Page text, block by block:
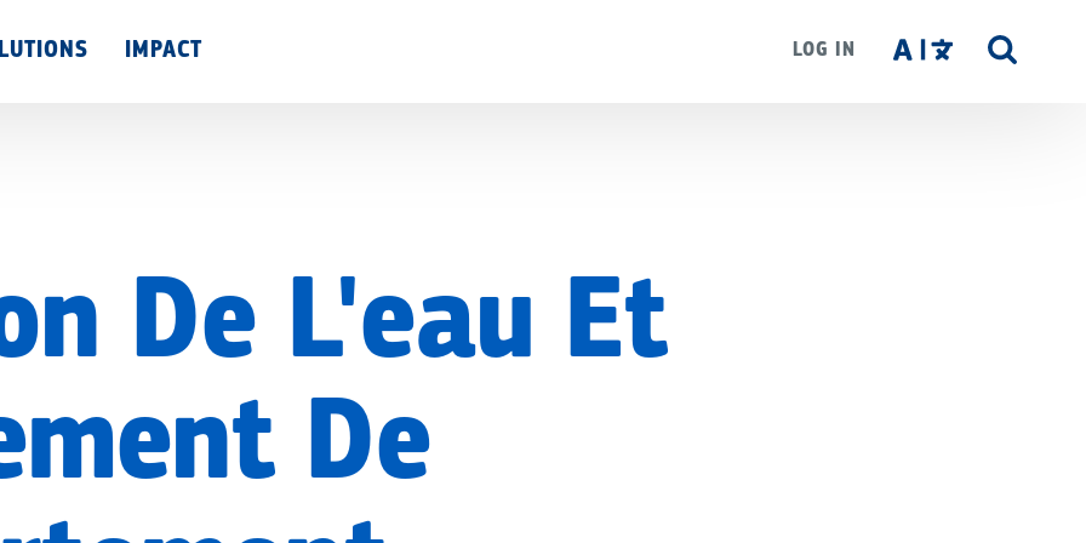
to
IMPACT LOG IN
De L'eau Et
De